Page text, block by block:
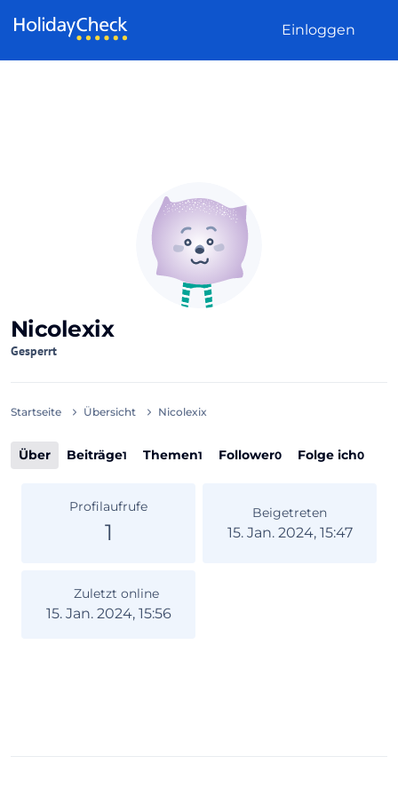
Einloggen
Nicolexix
Gesperrt
Startseite Übersicht Nicolexix
Über Beiträge1 Themen1 Follower0 Folge ich0
Profilaufrufe
1
Beigetreten
15. Jan. 2024, 15:47
Zuletzt online
15. Jan. 2024, 15:56